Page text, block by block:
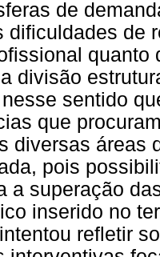
de
dificuldades de
divisão
sentido
que
diversas áreas
pois
a superação
inserido no
refletir